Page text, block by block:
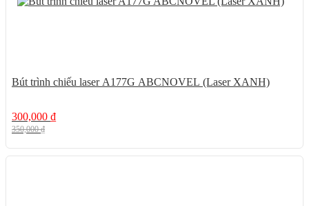
Bút trình chiếu laser A177G ABCNOVEL (Laser XANH)
300,000 ₫
350,000₫